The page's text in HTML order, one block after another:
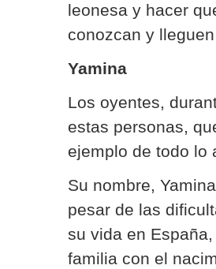
leonesa y hacer
conozcan y
Yamina
Los oyentes,
estas personas,
ejemplo de todo lo
Su nombre,
pesar de las
su vida en
familia con el